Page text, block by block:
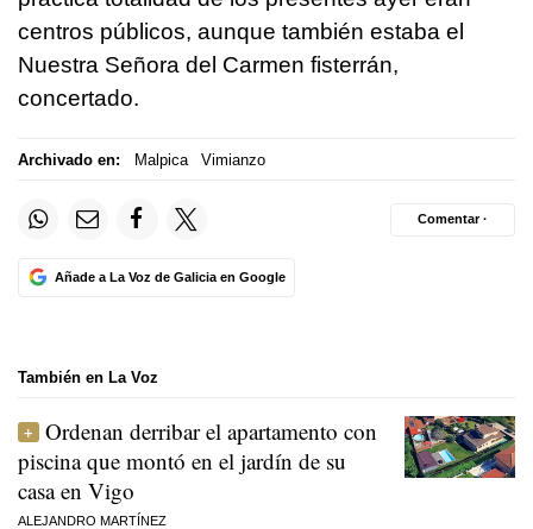
centros públicos, aunque también estaba el
Nuestra Señora del Carmen fisterrán,
concertado.
Archivado en: Malpica Vimianzo
Añade a La Voz de Galicia en Google
Comentar ·
También en La Voz
Ordenan derribar el apartamento con
piscina que montó en el jardín de su
casa en Vigo
ALEJANDRO MARTÍNEZ